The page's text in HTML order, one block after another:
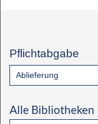
Pflichtabgabe
Ablieferung
Alle Bibliotheken